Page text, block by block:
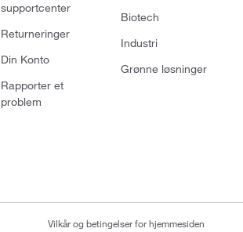
supportcenter
Returneringer
Din Konto
Rapporter et
problem
Biotech
Industri
Grønne løsninger
Vilkår og betingelser for hjemmesiden